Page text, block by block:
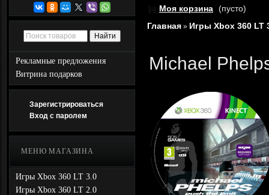
Рекламные предложения
Витрина подарков
Зарегистрироваться
Вход с паролем
МЕНЮ МАГАЗИНА
Игры Xbox 360 LT 3.0
Игры Xbox 360 LT 2.0
Моя корзина (пусто)
Главная » Игры Xbox 360 LT
Michael